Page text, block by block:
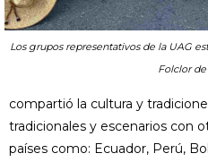
Los grupos representativos de la UAG
Folclor
compartió la cultura y
tradicionales y escenarios con
países como: Ecuador, Perú,